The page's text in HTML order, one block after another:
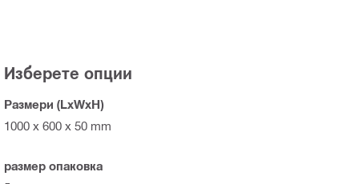
Изберете опции
Размери (LxWxH)
1000 x 600 x 50 mm
размер опаковка